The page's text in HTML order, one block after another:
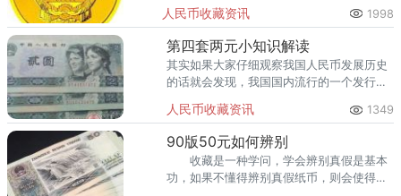
疆省。1949年新疆和平解放。1955年10月1
日成立新
人民币收藏资讯 1998
第四套两元小知识解读
其实如果大家仔细观察我国人民币发展历史
的话就会发现，我国国内流行的一个发行趋
人民币收藏资讯 1349
90版50元如何辨别
收藏是一种学问，学会辨别真假是基本
功，如果不懂得辨别真假纸币，则会使得你